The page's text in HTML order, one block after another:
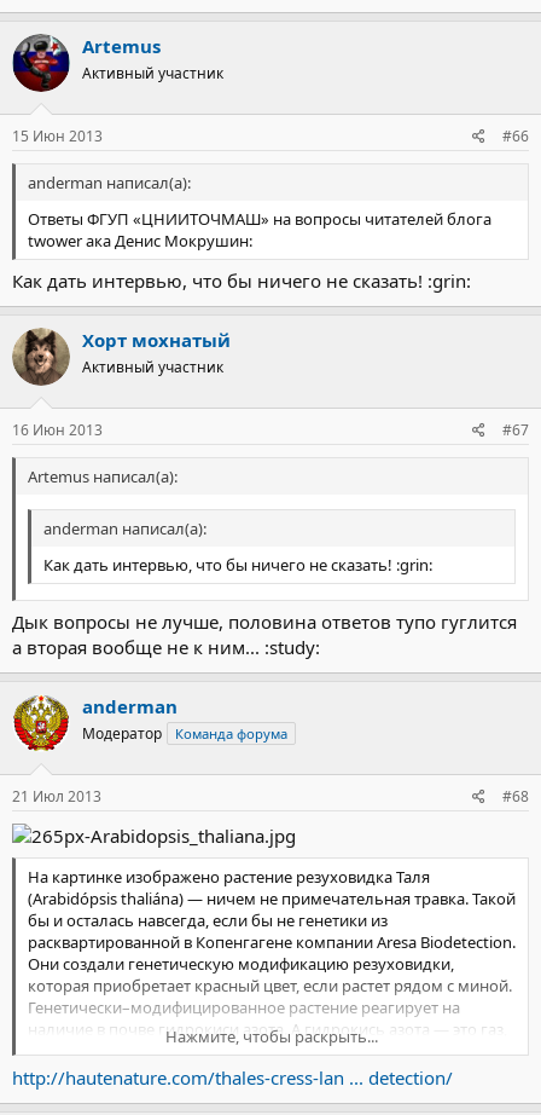
Artemus
Активный участник
15 Июн 2013 #66
anderman написал(а):
Ответы ФГУП «ЦНИИТОЧМАШ» на вопросы читателей блога
twower ака Денис Мокрушин:
Как дать интервью, что бы ничего не сказать! :grin:
Хорт мохнатый
Активный участник
16 Июн 2013 #67
Artemus написал(а):
anderman написал(а):
Как дать интервью, что бы ничего не сказать! :grin:
Дык вопросы не лучше, половина ответов тупо гуглится
а вторая вообще не к ним... :study:
anderman
Модератор Команда форума
21 Июл 2013 #68
На картинке изображено растение резуховидка Таля
(Arabidópsis thaliána) — ничем не примечательная травка. Такой
бы и осталась навсегда, если бы не генетики из
расквартированной в Копенгагене компании Aresa Biodetection.
Они создали генетическую модификацию резуховидки,
которая приобретает красный цвет, если растет рядом с миной.
Генетически–модифицированное растение реагирует на
наличие в почве гидрокиси азота. А гидрокись азота — это газ,
который выделяет взрывчатка в минах. Таким образом,
засеивая местность в зонах былых конфликтов этой травой,
можно без труда обнаруживать мины и обезвреживать их.
Нажмите, чтобы раскрыть...
http://hautenature.com/thales-cress-lan ... detection/